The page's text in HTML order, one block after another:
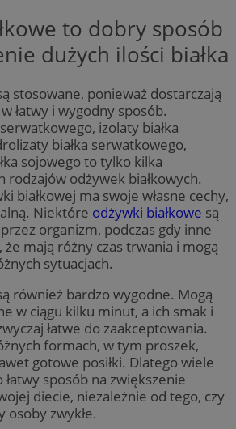
to dobry sposób
dużych ilości białka
stosowane, ponieważ dostarczają
łatwy i wygodny sposób.
izolaty białka
białka serwatkowego,
sojowego to tylko kilka
rodzajów odżywek białkowych.
białkowej ma swoje własne cechy,
Niektóre odżywki białkowe są
organizm, podczas gdy inne
że ​​mają różny czas trwania i mogą
sytuacjach.
również bardzo wygodne. Mogą
w ciągu kilku minut, a ich smak i
łatwe do zaakceptowania.
formach, w tym proszek,
gotowe posiłki. Dlatego wiele
sposób na zwiększenie
diecie, niezależnie od tego, czy
osoby zwykłe.